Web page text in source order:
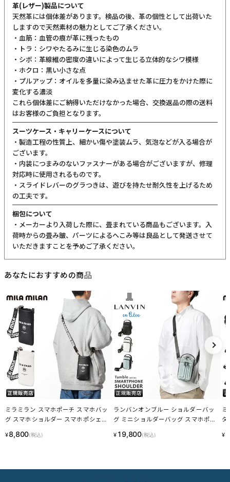
革(レザー)製品について
天然革には個体差があります。検品の後、革の個性として出荷いた
しますので天然素材の魅力としてご了承ください。
・血筋：血管の痕が革に残ったもの
・トラ：シワやたるみに生じる染色のムラ
・シボ：革線維の密度の違いによって生じる立体的なシワ模様
・ホクロ：黒い小さな点
・プルアップ：オイルを多量に染み込ませた革に圧力をかけた際に
変化する濃淡
これら個体差にご納得いただけなかった場合、交換返品の際の送料
はお客様のご負担となります。
スーツケース・キャリーケースについて
・製造工程の性質上、細かい傷や塗装ムラ、気泡などが入る場合が
ございます。
・内装につまみのないファスナーがある場合がございますが、修理
対応時に使用されるものです。
・スライドレバーのグラつきは、遊びを持たせ耐久性を上げるため
の工夫です。
梱包について
・メーカーより入荷した際に、畳まれている商品もございます。入
荷時からの畳み皺、パーツによるへこみ等は良品として発送させて
いただきますことを予めご了承ください。
あなたにおすすめの商品
ミラミラン スマホポーチ スマホバッ
グ スマホショルダー スマホポシェッ
チ mila milan 250101 LINECPN
¥8,800(税込)
ランバンオンブルー ショルダーバッ
グ ミニショルダーバッグ スマホポー
Y 512123 LINECPN
¥ 19,800(税込)
ダ
¥